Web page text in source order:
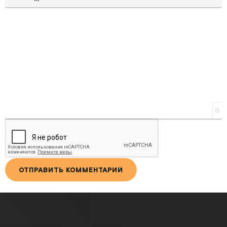
ВСТАВКА ЦИТАТЫ
ВСТАВКА СПОЙЛЕРА
0
ОТПРАВИТЬ КОММЕНТАРИЙ